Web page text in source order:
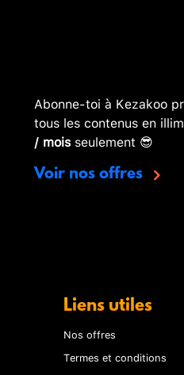
Abonne-toi à Kezakoo
tous les contenus en
/ moisseulement 😎
Voir nos offres
Liens utiles
Nos offres
Termes et conditions